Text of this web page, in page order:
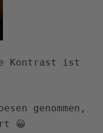
Kontrast ist
genommen,
😀